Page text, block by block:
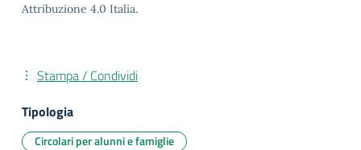
Attribuzione 4.0 Italia.
Stampa / Condividi
Tipologia
Circolari per alunni e famiglie